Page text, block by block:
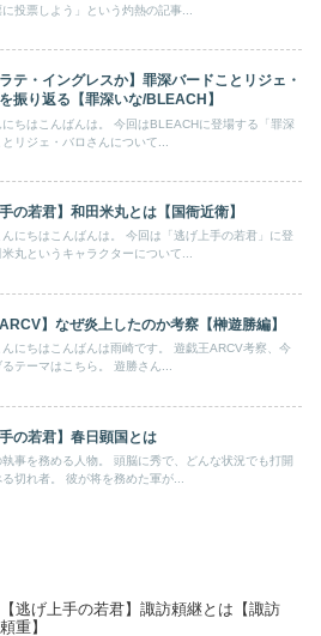
投票しよう」という灼熱の記事...
ラテ・イングレスか】罪深バードことリジェ・
振り返る【罪深いな/BLEACH】
にちはこんばんは。 今回はBLEACHに登場する「罪深
リジェ・バロさんについて...
手の若君】和田米丸とは【国衙近衛】
にちはこんばんは。 今回は「逃げ上手の若君」に登
丸というキャラクターについて...
ARCV】なぜ炎上したのか考察【榊遊勝編】
にちはこんばんは雨崎です。 遊戯王ARCV考察、今
るテーマはこちら。 遊勝さん...
手の若君】春日顕国とは
事を務める人物。 頭脳に秀で、どんな状況でも打開
切れ者。 彼が将を務めた軍が...
【逃げ上手の若君】諏訪頼継とは【諏訪
頼重】